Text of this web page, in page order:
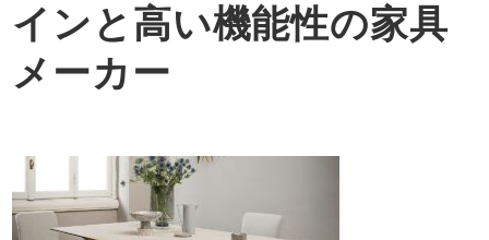
インと高い機能性の家具
メーカー